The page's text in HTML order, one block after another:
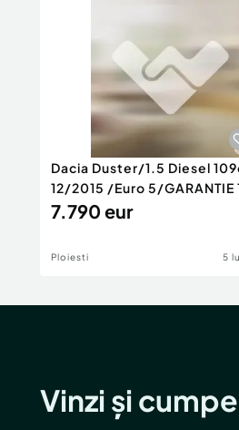
Dacia Duster/1.5 Diesel
12/2015 /Euro 5/GARANTIE
7.790 eur
Ploiesti 5
Vinzi și